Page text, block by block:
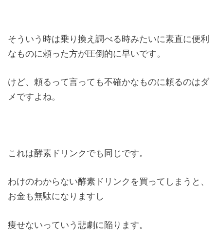
そういう時は乗り換え調べる時みたいに素直に便利
なものに頼った方が圧倒的に早いです。
けど、頼るって言っても不確かなものに頼るのはダ
メですよね。
これは酵素ドリンクでも同じです。
わけのわからない酵素ドリンクを買ってしまうと、
お金も無駄になりますし
痩せないっていう悲劇に陥ります。